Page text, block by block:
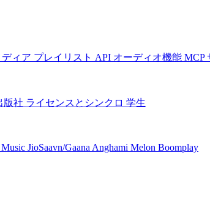
ィア プレイリスト API オーディオ機能 MCP
版社 ライセンスとシンクロ 学生
JioSaavn/Gaana Anghami Melon Boomplay